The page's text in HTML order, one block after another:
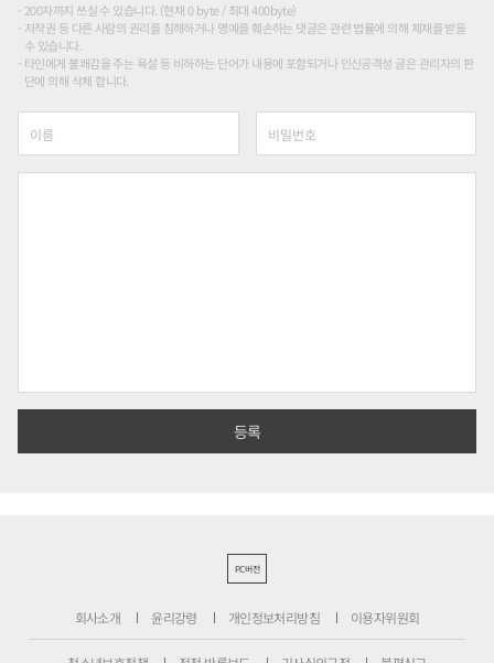
200자까지 쓰실 수 있습니다. (현재 0 byte / 최대 400byte)
저작권 등 다른 사람의 권리를 침해하거나 명예를 훼손하는 댓글은 관련 법률에 의해 제재를 받을
수 있습니다.
타인에게 불쾌감을 주는 욕설 등 비하하는 단어가 내용에 포함되거나 인신공격성 글은 관리자의 판
단에 의해 삭제 합니다.
PC버전
회사소개 윤리강령 개인정보처리방침 이용자위원회